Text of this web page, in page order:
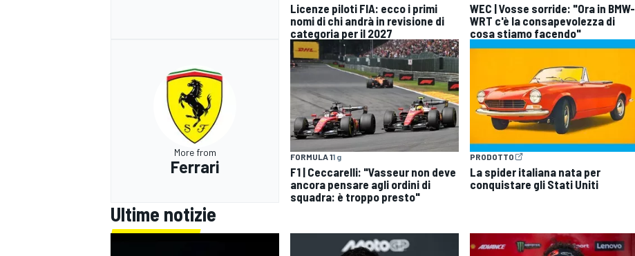
Licenze piloti FIA: ecco i primi
nomi di chi andrà in revisione di
categoria per il 2027
WEC | Vosse sorride: "Ora in BMW-
WRT c'è la consapevolezza di
cosa stiamo facendo"
More from
Ferrari
FORMULA 11 g
F1 | Ceccarelli: "Vasseur non deve
ancora pensare agli ordini di
squadra: è troppo presto"
PRODOTTO
La spider italiana nata per
conquistare gli Stati Uniti
Ultime notizie